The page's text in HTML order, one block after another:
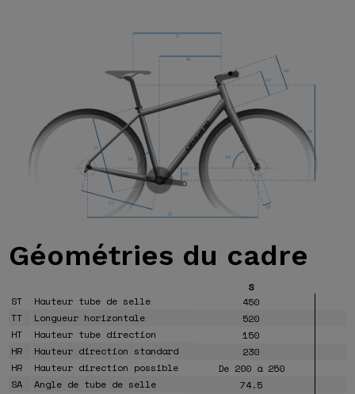
Géométries du cadre
S
ST
Hauteur tube de selle
450
TT
Longueur horizontale
520
HT
Hauteur tube direction
150
HR
Hauteur direction standard
230
HR
Hauteur direction possible De 200 à 250
SA
Angle de tube de selle
74.5